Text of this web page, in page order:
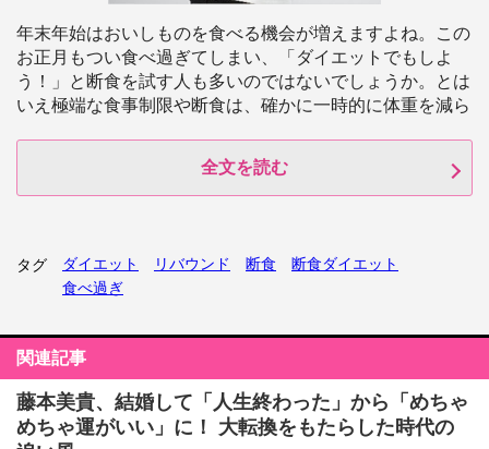
年末年始はおいしものを食べる機会が増えますよね。この
お正月もつい食べ過ぎてしまい、「ダイエットでもしよ
う！」と断食を試す人も多いのではないでしょうか。とは
いえ極端な食事制限や断食は、確かに一時的に体重を減ら
全文を読む
タグ ダイエット リバウンド 断食
断食ダイエット
食べ過ぎ
関連記事
藤本美貴、結婚して「人生終わった」から「めちゃ
めちゃ運がいい」に！ 大転換をもたらした時代の